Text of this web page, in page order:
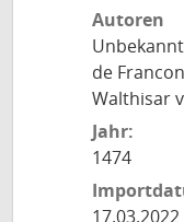
Autoren
de
Walthisar
Jahr:
1474
17.03.2022